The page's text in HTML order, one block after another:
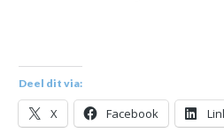
Deel dit via:
X Facebook